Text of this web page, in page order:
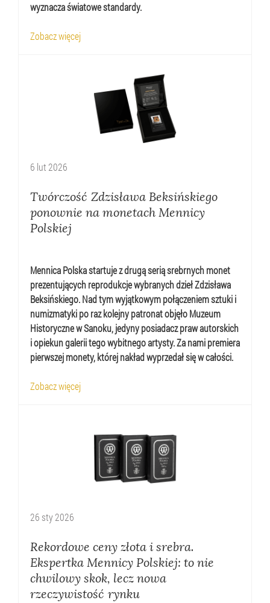
wyznacza światowe standardy.
Zobacz więcej
6 lut 2026
Twórczość Zdzisława Beksińskiego
ponownie na monetach Mennicy
Polskiej
Mennica Polska startuje z drugą serią srebrnych monet
prezentujących reprodukcje wybranych dzieł Zdzisława
Beksińskiego. Nad tym wyjątkowym połączeniem sztuki i
numizmatyki po raz kolejny patronat objęło Muzeum
Historyczne w Sanoku, jedyny posiadacz praw autorskich
i opiekun galerii tego wybitnego artysty. Za nami premiera
pierwszej monety, której nakład wyprzedał się w całości.
Zobacz więcej
26sty2026
Rekordowe ceny złota i srebra.
Ekspertka Mennicy Polskiej: to nie
chwilowy skok, lecz nowa
rzeczywistość rynku